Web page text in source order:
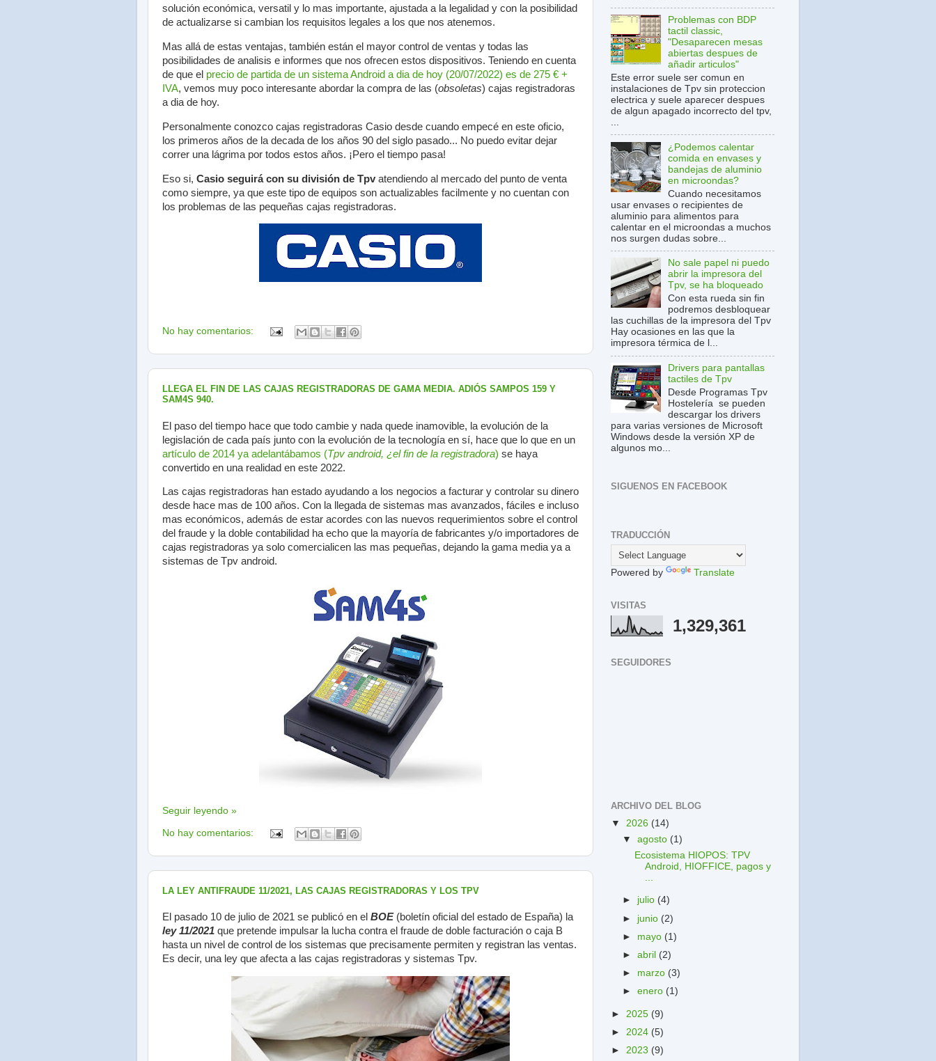
solución económica, versatil y lo mas importante, ajustada a la legalidad y con la posibilidad
de actualizarse si cambian los requisitos legales a los que nos atenemos.
Mas allá de estas ventajas, también están el mayor control de ventas y todas las
posibilidades de analisis e informes que nos ofrecen estos dispositivos. Teniendo en cuenta
de que el precio de partida de un sistema Android a dia de hoy (20/07/2022) es de 275 € +
IVA, vemos muy poco interesante abordar la compra de las (obsoletas) cajas registradoras
a dia de hoy.
Personalmente conozco cajas registradoras Casio desde cuando empecé en este oficio,
los primeros años de la decada de los años 90 del siglo pasado... No puedo evitar dejar
correr una lágrima por todos estos años. ¡Pero el tiempo pasa!
Eso si, Casio seguirá con su división de Tpv atendiendo al mercado del punto de venta
como siempre, ya que este tipo de equipos son actualizables facilmente y no cuentan con
los problemas de las pequeñas cajas registradoras.
No hay comentarios:
LLEGA EL FIN DE LAS CAJAS REGISTRADORAS DE GAMA MEDIA. ADIÓS SAMPOS 159 Y
SAM4S 940.
El paso del tiempo hace que todo cambie y nada quede inamovible, la evolución de la
legislación de cada país junto con la evolución de la tecnología en sí, hace que lo que en un
artículo de 2014 ya adelantábamos (Tpv android, ¿el fin de la registradora) se haya
convertido en una realidad en este 2022.
Las cajas registradoras han estado ayudando a los negocios a facturar y controlar su dinero
desde hace mas de 100 años. Con la llegada de sistemas mas avanzados, fáciles e incluso
mas económicos, además de estar acordes con las nuevos requerimientos sobre el control
del fraude y la doble contabilidad ha echo que la mayoría de fabricantes y/o importadores de
cajas registradoras ya solo comercialicen las mas pequeñas, dejando la gama media ya a
sistemas de Tpv android.
Seguir leyendo »
No hay comentarios:
LA LEY ANTIFRAUDE 11/2021, LAS CAJAS REGISTRADORAS Y LOS TPV
El pasado 10 de julio de 2021 se publicó en el BOE(boletín oficial del estado de España) la
ley 11/2021 que pretende impulsar la lucha contra el fraude de doble facturación o caja B
hasta un nivel de control de los sistemas que precisamente permiten y registran las ventas.
Es decir, una ley que afecta a las cajas registradoras y sistemas Tpv.
Problemas con BDP
tactil classic,
"Desaparecen mesas
abiertas despues de
añadir articulos"
Este error suele ser comun en
instalaciones de Tpv sin proteccion
electrica y suele aparecer despues
de algun apagado incorrecto del tpv,
...
¿Podemos calentar
comida en envases y
bandejas de aluminio
en microondas?
Cuando necesitamos
usar envases o recipientes de
aluminio para alimentos para
calentar en el microondas a muchos
nos surgen dudas sobre...
No sale papel ni puedo
abrir la impresora del
Tpv, se ha bloqueado
Con esta rueda sin fin
podremos desbloquear
las cuchillas de la impresora del Tpv
Hay ocasiones en las que la
impresora térmica de l...
Drivers para pantallas
tactiles de Tpv
Desde Programas Tpv
Hostelería se pueden
descargar los drivers
para varias versiones de Microsoft
Windows desde la versión XP de
algunos mo...
SIGUENOS EN FACEBOOK
TRADUCCIÓN
Powered by Translate
VISITAS
1,329,361
SEGUIDORES
ARCHIVO DEL BLOG
▼ 2026 (14)
▼agosto (1)
Ecosistema HIOPOS: TPV
Android, HIOFFICE, pagos y
► julio (4)
► junio (2)
► mayo (1)
►abril (2)
► marzo (3)
►enero (1)
► 2025 (9)
► 2024 (5)
► 2023 (9)